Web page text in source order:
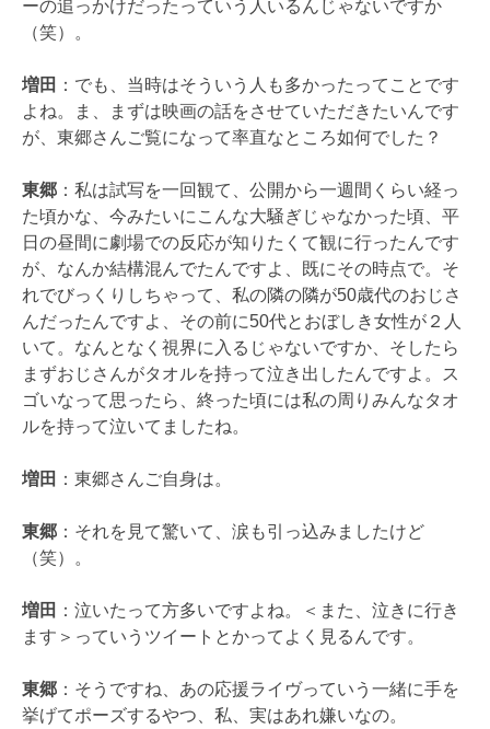
ーの追っかけだったっていう人いるんじゃないですか
（笑）。
増田 ：でも、当時はそういう人も多かったってことです
よね。ま、まずは映画の話をさせていただきたいんです
が、東郷さんご覧になって率直なところ如何でした？
東郷 ：私は試写を一回観て、公開から一週間くらい経っ
た頃かな、今みたいにこんな大騒ぎじゃなかった頃、平
日の昼間に劇場での反応が知りたくて観に行ったんです
が、なんか結構混んでたんですよ、既にその時点で。そ
れでびっくりしちゃって、私の隣の隣が50歳代のおじさ
んだったんですよ、その前に50代とおぼしき女性が２人
いて。なんとなく視界に入るじゃないですか、そしたら
まずおじさんがタオルを持って泣き出したんですよ。ス
ゴいなって思ったら、終った頃には私の周りみんなタオ
ルを持って泣いてましたね。
増田 ：東郷さんご自身は。
東郷 ：それを見て驚いて、涙も引っ込みましたけど
（笑）。
増田 ：泣いたって方多いですよね。＜また、泣きに行き
ます＞っていうツイートとかってよく見るんです。
東郷 ：そうですね、あの応援ライヴっていう一緒に手を
挙げてポーズするやつ、私、実はあれ嫌いなの。